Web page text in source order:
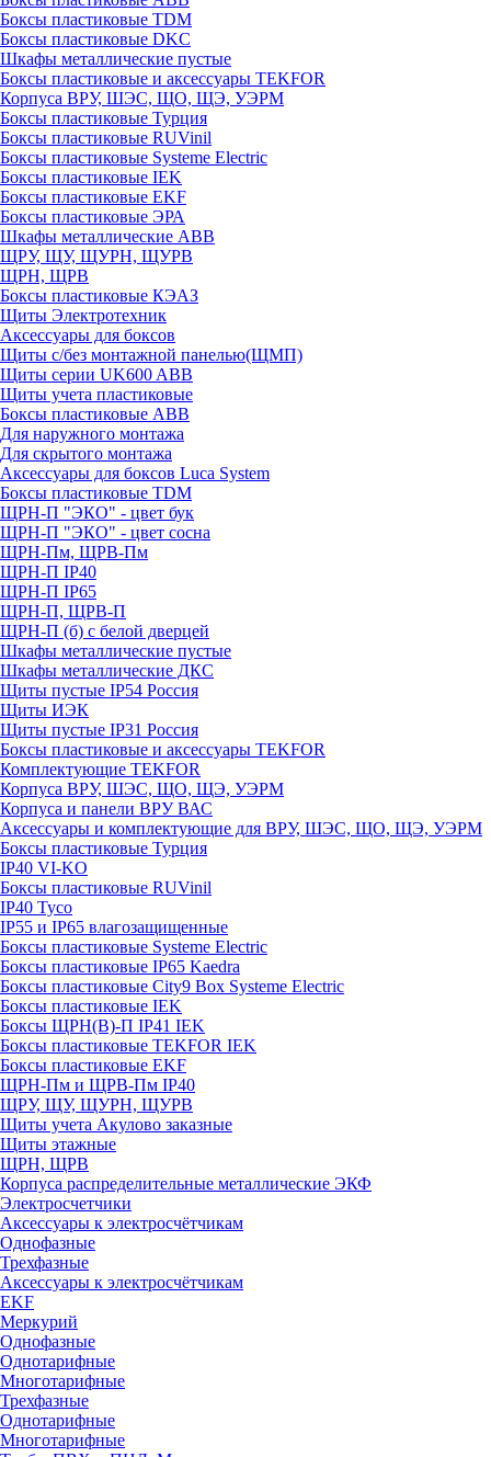
Боксы пластиковые TDM
Боксы пластиковые DKC
Шкафы металлические пустые
Боксы пластиковые и аксессуары TEKFOR
Корпуса ВРУ, ШЭС, ЩО, ЩЭ, УЭРМ
Боксы пластиковые Турция
Боксы пластиковые RUVinil
Боксы пластиковые Systeme Electric
Боксы пластиковые IEK
Боксы пластиковые EKF
Боксы пластиковые ЭРА
Шкафы металлические ABB
ЩРУ, ЩУ, ЩУРН, ЩУРВ
ЩРН, ЩРВ
Боксы пластиковые КЭАЗ
Щиты Электротехник
Аксессуары для боксов
Щиты с/без монтажной панелью(ЩМП)
Щиты серии UK600 ABB
Щиты учета пластиковые
Боксы пластиковые ABB
Для наружного монтажа
Для скрытого монтажа
Аксессуары для боксов Luca System
Боксы пластиковые TDM
ЩРН-П "ЭКО" - цвет бук
ЩРН-П "ЭКО" - цвет сосна
ЩРН-Пм, ЩРВ-Пм
ЩРН-П IP40
ЩРН-П IP65
ЩРН-П, ЩРВ-П
ЩРН-П (б) с белой дверцей
Шкафы металлические пустые
Шкафы металлические ДКС
Щиты пустые IP54 Россия
Щиты ИЭК
Щиты пустые IP31 Россия
Боксы пластиковые и аксессуары TEKFOR
Комплектующие TEKFOR
Корпуса ВРУ, ШЭС, ЩО, ЩЭ, УЭРМ
Корпуса и панели ВРУ ВАС
Аксессуары и комплектующие для ВРУ, ШЭС, ЩО, ЩЭ, УЭРМ
Боксы пластиковые Турция
IP40 VI-KO
Боксы пластиковые RUVinil
IP40 Тусо
IP55 и IP65 влагозащищенные
Боксы пластиковые Systeme Electric
Боксы пластиковые IP65 Kaedra
Боксы пластиковые City9 Box Systeme Electric
Боксы пластиковые IEK
Боксы ЩРН(В)-П IP41 IEK
Боксы пластиковые TEKFOR IEK
Боксы пластиковые EKF
ЩРН-Пм и ЩРВ-Пм IP40
ЩРУ, ЩУ, ЩУРН, ЩУРВ
Щиты учета Акулово заказные
Щиты этажные
ЩРН, ЩРВ
Корпуса распределительные металлические ЭКФ
Электросчетчики
Аксессуары к электросчётчикам
Однофазные
Трехфазные
Аксессуары к электросчётчикам
EKF
Меркурий
Однофазные
Однотарифные
Многотарифные
Трехфазные
Однотарифные
Многотарифные